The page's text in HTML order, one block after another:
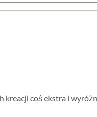
kreacji coś ekstra i